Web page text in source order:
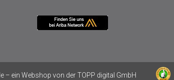
– ein Webshop von der TOPP digital GmbH